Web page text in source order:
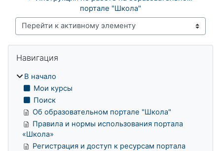
портале "Школа"
Перейти к активному элементу
Блоки
Навигация
В начало
Мои курсы
Поиск
Об образовательном портале "Школа"
Правила и нормы использования портала
«Школа»
Регистрация и доступ к ресурсам портала